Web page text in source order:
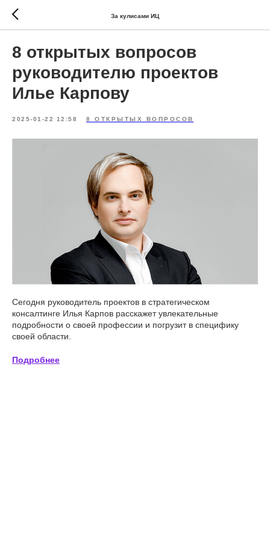
За кулисами ИЦ
8 открытых вопросов
руководителю проектов
Илье Карпову
2025-01-22 12:58 8 ОТКРЫТЫХ ВОПРОСОВ
Сегодня руководитель проектов в стратегическом
консалтинге Илья Карпов расскажет увлекательные
подробности о своей профессии и погрузит в специфику
своей области.
Подробнее